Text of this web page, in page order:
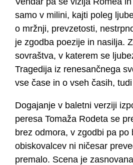
samo v milini, kajti poleg
o mržnji, prevzetosti,
je zgodba poezije in nasilja.
sovraštva, v katerem se
Tragedija iz renesančnega
vse čase in o vseh časih,
Dogajanje v baletni verziji
peresa Tomaža Rodeta se
brez odmora, v zgodbi pa po
obiskovalcev ni ničesar
premalo. Scena je